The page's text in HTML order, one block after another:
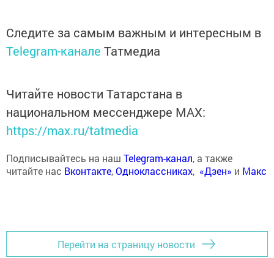
Следите за самым важным и интересным в
Telegram-канале Татмедиа
Читайте новости Татарстана в
национальном мессенджере MАХ:
https://max.ru/tatmedia
Подписывайтесь на наш Telegram-канал, а также
читайте нас Вконтакте,Одноклассниках, «Дзен» и Макс
Перейти на страницу новости